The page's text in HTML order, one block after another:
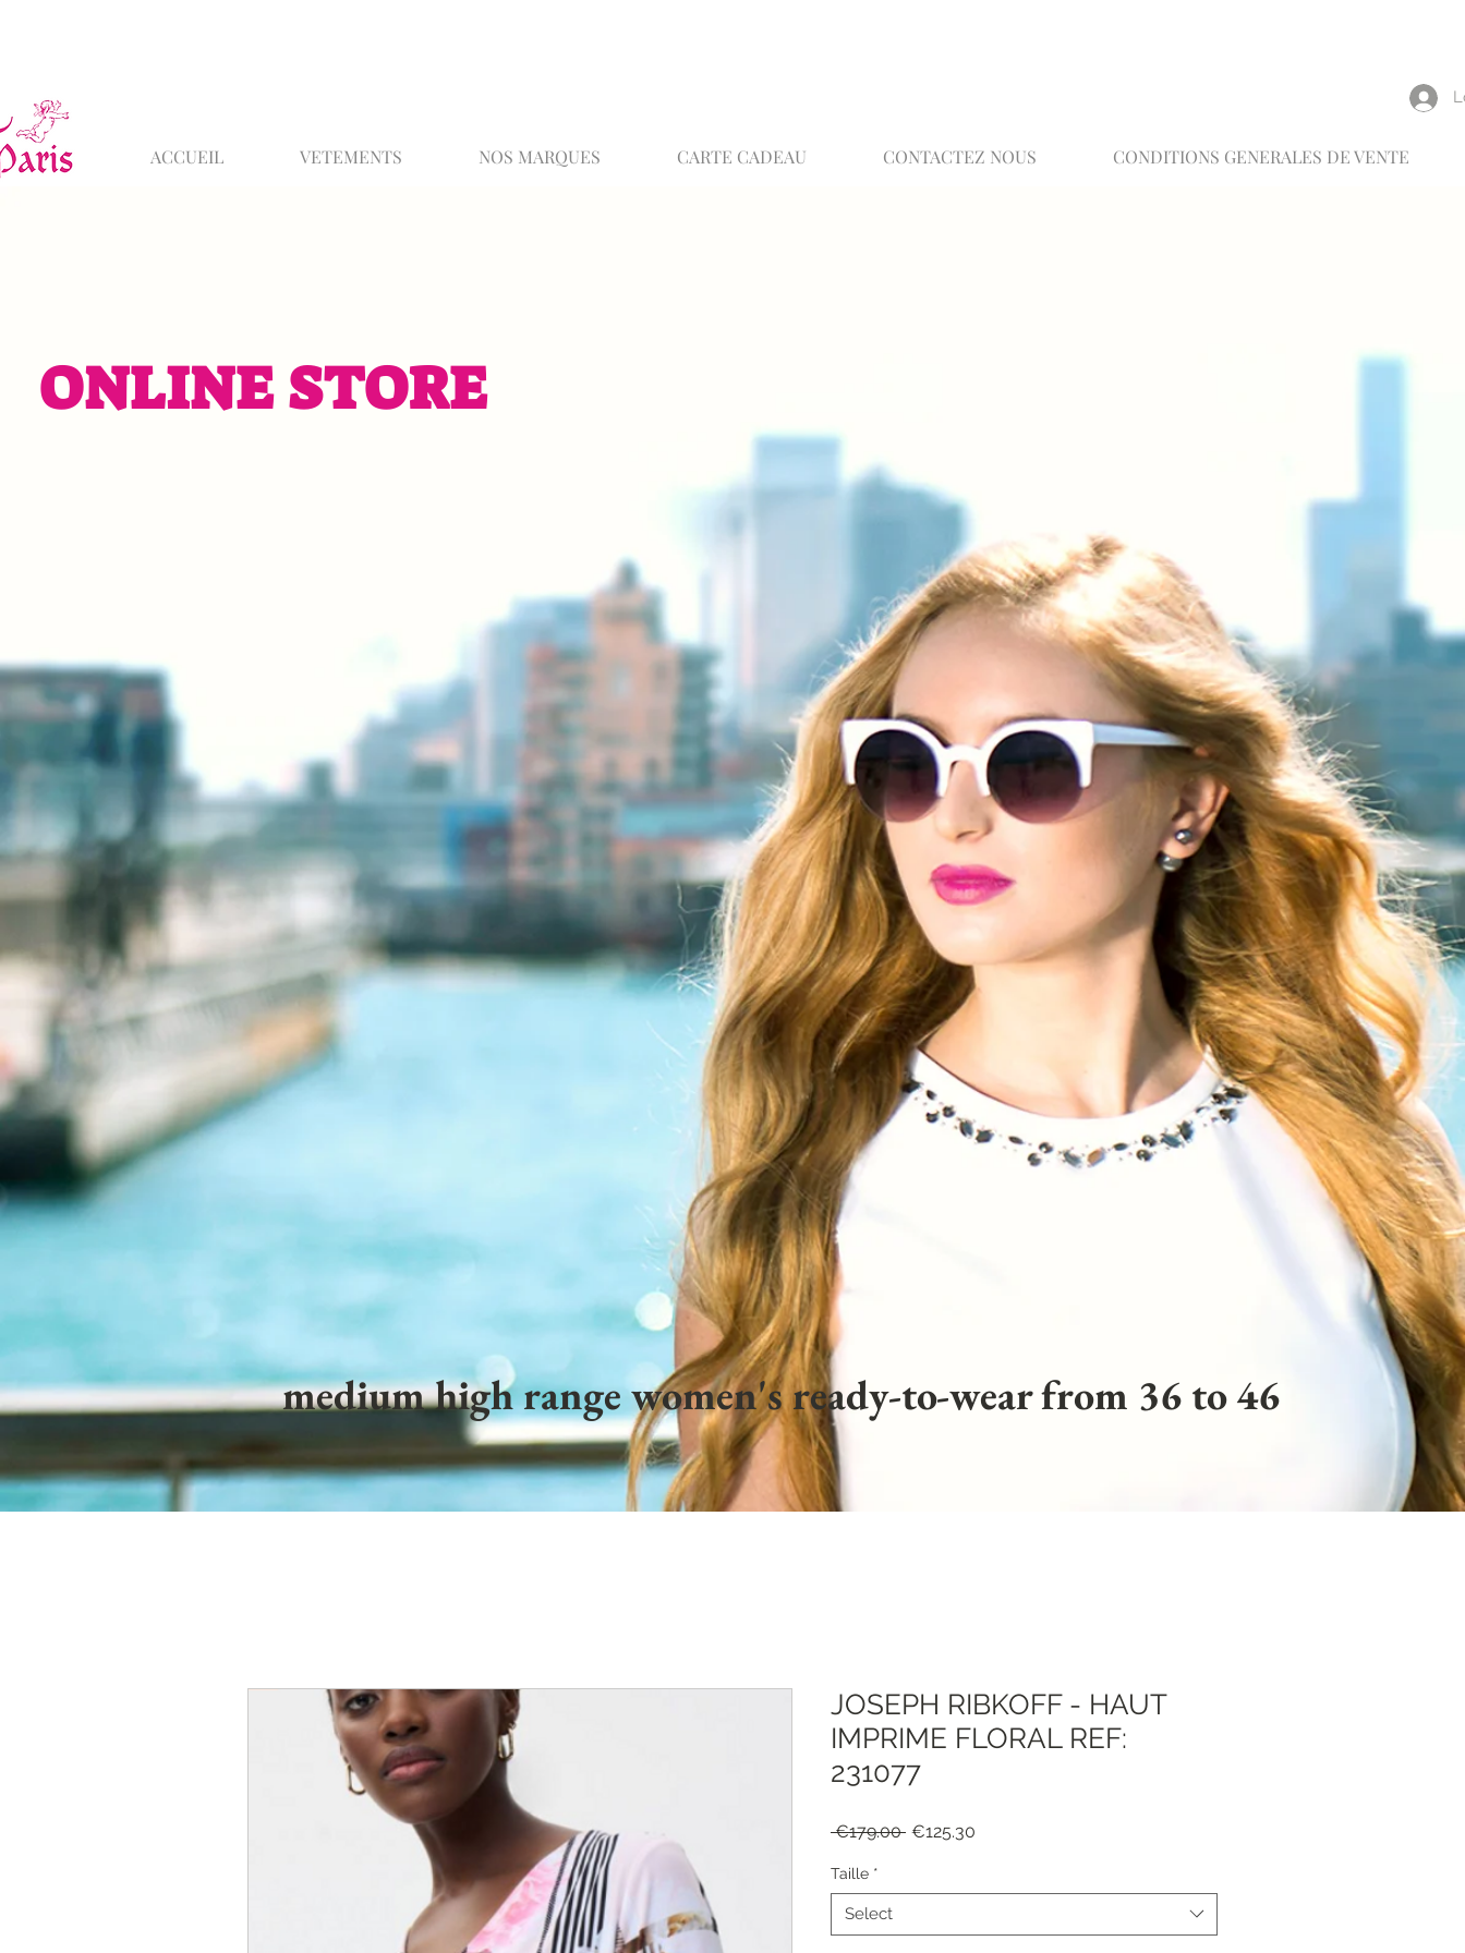
ACCUEIL VETEMENTS NOS MARQUES CARTE CADEAU CONTACTEZ NOUS CONDITIONS GENERALES DE VENTE
ONLINE STORE
medium high range women's ready-to-wear from 36 to 46
JOSEPH RIBKOFF - HAUT
IMPRIME FLORAL REF:
231077
€179.00 Regular
€125.30
Taille *
Select